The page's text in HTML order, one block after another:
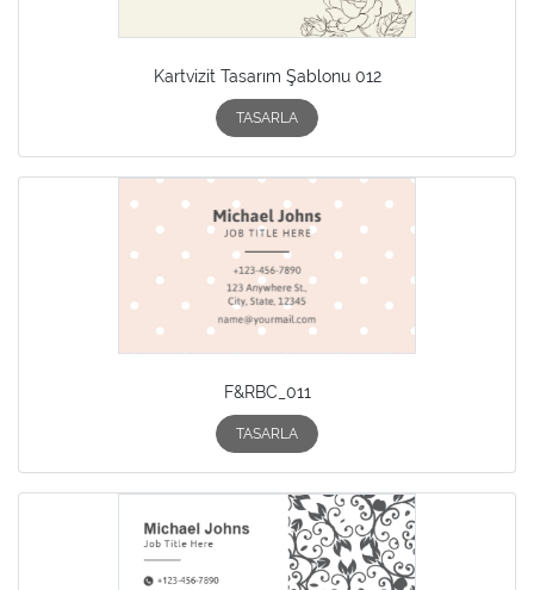
Kartvizit Tasarım Şablonu 012
TASARLA
F&RBC_011
TASARLA